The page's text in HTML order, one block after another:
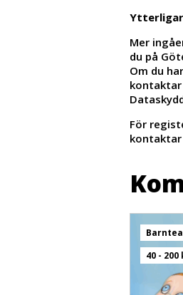
Mer
du på
Om du
kontaktar
För
kontaktar
40 - 200